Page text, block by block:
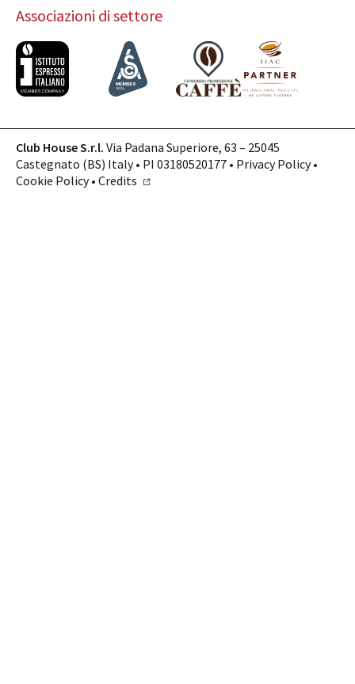
Associazioni di settore
Club House S.r.l. Via Padana Superiore, 63 – 25045
Castegnato (BS) Italy • PI 03180520177 • Privacy Policy•
Cookie Policy• Credits